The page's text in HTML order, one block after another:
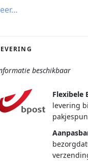
beschikbaar
Flexibele
levering